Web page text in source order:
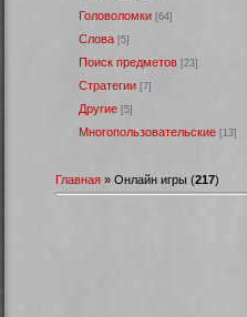
Головоломки [64]
Слова [5]
Поиск предметов [23]
Стратегии [7]
Другие [5]
Многопользовательские [13]
Главная » Онлайн игры (217)